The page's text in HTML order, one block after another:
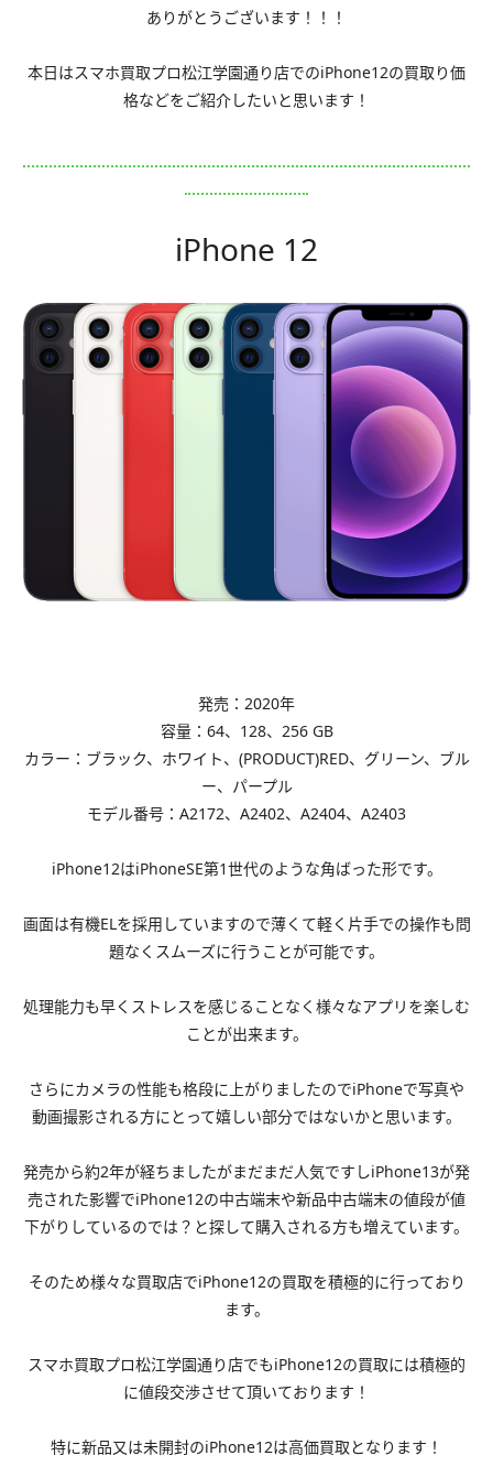
ありがとうございます！！！
本日はスマホ買取プロ松江学園通り店でのiPhone12の買取り価
格などをご紹介したいと思います！
iPhone 12
発売：2020年
容量：64、128、256 GB
カラー：ブラック、ホワイト、(PRODUCT)RED、グリーン、ブル
ー、パープル
モデル番号：A2172、A2402、A2404、A2403
iPhone12はiPhoneSE第1世代のような角ばった形です。
画面は有機ELを採用していますので薄くて軽く片手での操作も問
題なくスムーズに行うことが可能です。
処理能力も早くストレスを感じることなく様々なアプリを楽しむ
ことが出来ます。
さらにカメラの性能も格段に上がりましたのでiPhoneで写真や
動画撮影される方にとって嬉しい部分ではないかと思います。
発売から約2年が経ちましたがまだまだ人気ですしiPhone13が発
売された影響でiPhone12の中古端末や新品中古端末の値段が値
下がりしているのでは？と探して購入される方も増えています。
そのため様々な買取店でiPhone12の買取を積極的に行っており
ます。
スマホ買取プロ松江学園通り店でもiPhone12の買取には積極的
に値段交渉させて頂いております！
特に新品又は未開封のiPhone12は高価買取となります！